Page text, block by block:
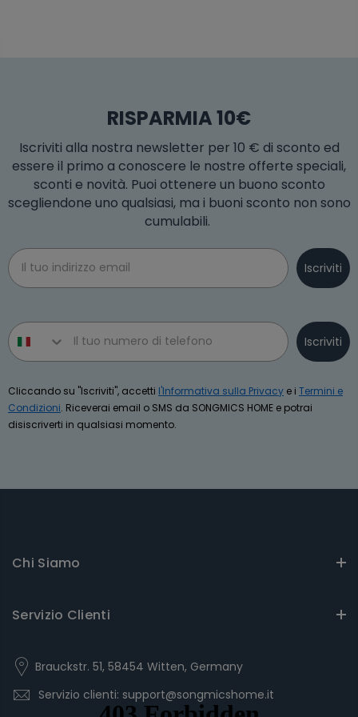
RISPARMIA 10€
Iscriviti alla nostra newsletter per 10 € di sconto ed
essere il primo a conoscere le nostre offerte speciali,
sconti e novità. Puoi ottenere un buono sconto
scegliendone uno qualsiasi, ma i buoni sconto non sono
cumulabili.
Email
Iscriviti
Phone number
Iscriviti
Cliccando su "Iscriviti", accetti l'Informativa sulla Privacy e i Termini e
Condizioni. Riceverai email o SMS da SONGMICS HOME e potrai
disiscriverti in qualsiasi momento.
Chi Siamo
Servizio Clienti
Brauckstr. 51, 58454 Witten, Germany
Servizio clienti: support@songmicshome.it